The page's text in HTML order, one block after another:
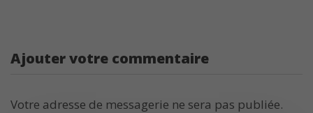
Ajouter votre commentaire
Votre adresse de messagerie ne sera pas publiée.